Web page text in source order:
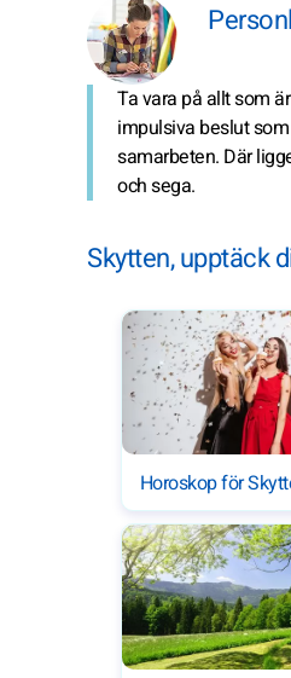
Ta vara på allt som
impulsiva beslut
samarbeten. Där
och sega.
Skytten, upptäck
Horoskop för